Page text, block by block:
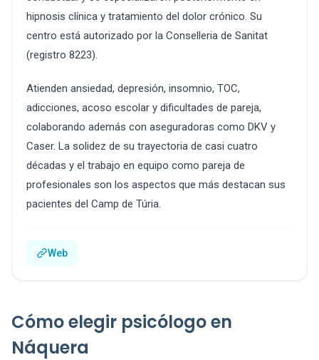
hipnosis clínica y tratamiento del dolor crónico. Su
centro está autorizado por la Conselleria de Sanitat
(registro 8223).
Atienden ansiedad, depresión, insomnio, TOC,
adicciones, acoso escolar y dificultades de pareja,
colaborando además con aseguradoras como DKV y
Caser. La solidez de su trayectoria de casi cuatro
décadas y el trabajo en equipo como pareja de
profesionales son los aspectos que más destacan sus
pacientes del Camp de Túria.
Web
Cómo elegir psicólogo en
Náquera